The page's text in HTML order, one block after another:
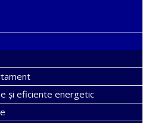
şi eficiente energetic